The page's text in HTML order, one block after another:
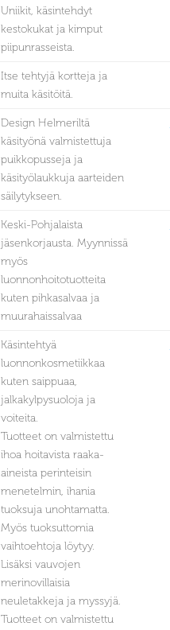
Uniikit, käsintehdyt
kestokukat ja kimput
piipunrasseista.
Itse tehtyjä kortteja ja
muita käsitöitä.
Design Helmeriltä
käsityönä valmistettuja
puikkopusseja ja
käsityölaukkuja aarteiden
säilytykseen.
Keski-Pohjalaista
jäsenkorjausta. Myynnissä
myös
luonnonhoitotuotteita
kuten pihkasalvaa ja
muurahaissalvaa
Käsintehtyä
luonnonkosmetiikkaa
kuten saippuaa,
jalkakylpysuoloja ja
voiteita.
Tuotteet on valmistettu
ihoa hoitavista raaka-
aineista perinteisin
menetelmin, ihania
tuoksuja unohtamatta.
Myös tuoksuttomia
vaihtoehtoja löytyy.
Lisäksi vauvojen
merinovillaisia
neuletakkeja ja myssyjä.
Tuotteet on valmistettu